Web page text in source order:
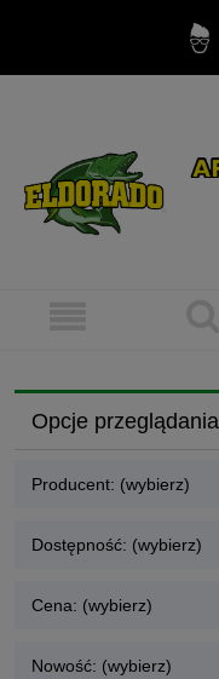
Opcje przeglądania
Producent: (wybierz)
Dostępność: (wybierz)
Cena: (wybierz)
Nowość: (wybierz)